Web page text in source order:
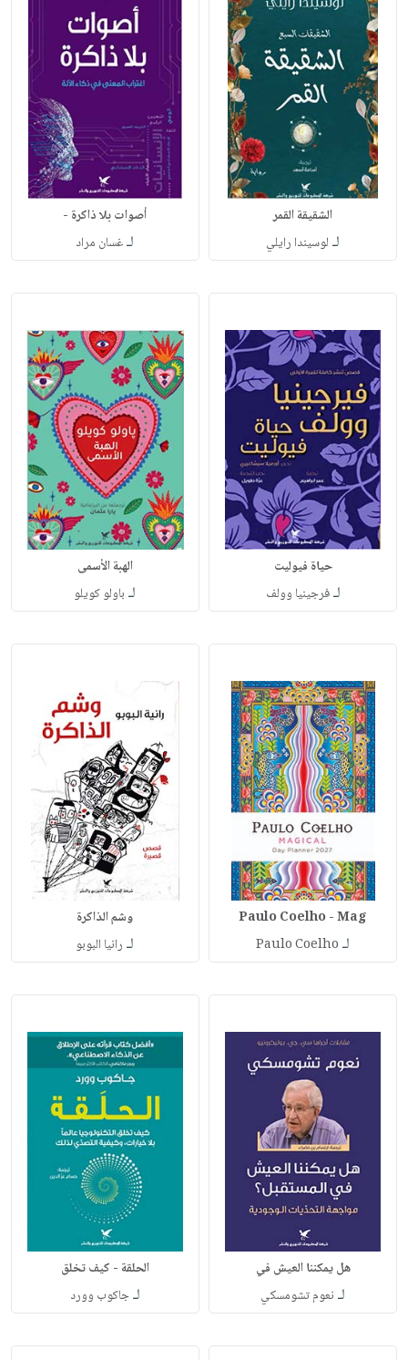
الشقيقة القمر
لـ لوسيندا رايلي
أصوات بلا ذاكرة -
لـغسان مراد
حياة فيوليت
لـفرجينيا وولف
الهبة الأسمى
لـ باولو كويلو
Paulo Coelho - Mag
لـ Paulo Coelho
وشم الذاكرة
لـ رانيا البوبو
هل يمكننا العيش في
لـ نعوم تشومسكي
الحلقة - كيف تخلق
لـجاكوب وورد